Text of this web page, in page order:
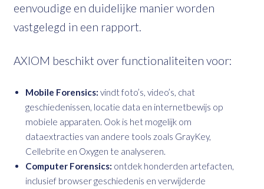
eenvoudige en duidelijke manier worden
vastgelegd in een rapport.
AXIOM beschikt over functionaliteiten voor:
Mobile Forensics: vindt foto’s, video’s, chat
geschiedenissen, locatie data en internetbewijs op
mobiele apparaten. Ook is het mogelijk om
dataextracties van andere tools zoals GrayKey,
Cellebrite en Oxygen te analyseren.
Computer Forensics: ontdek honderden artefacten,
inclusief browser geschiedenis en verwijderde